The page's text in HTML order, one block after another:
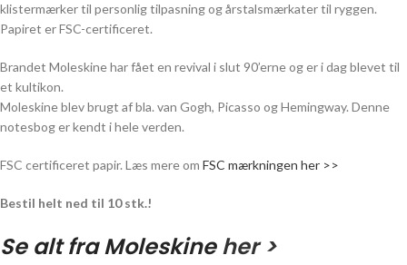
klistermærker til personlig tilpasning og årstalsmærkater til ryggen.
Papiret er FSC-certificeret.
Brandet Moleskine har fået en revival i slut 90’erne og er i dag blevet til
et kultikon.
Moleskine blev brugt af bla. van Gogh, Picasso og Hemingway. Denne
notesbog er kendt i hele verden.
FSC certificeret papir. Læs mere om FSC mærkningen her >>
Bestil helt ned til 10 stk.!
Se alt fra Moleskineher >